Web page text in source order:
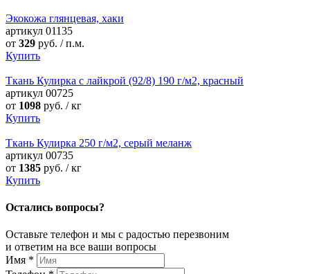
Экокожа глянцевая, хаки
артикул 01135
от 329 руб. / п.м.
Купить
Ткань Кулирка с лайкрой (92/8) 190 г/м2, красный
артикул 00725
от 1098 руб. / кг
Купить
Ткань Кулирка 250 г/м2, серый меланж
артикул 00735
от 1385 руб. / кг
Купить
Остались вопросы?
Оставьте телефон и мы с радостью перезвоним
и ответим на все ваши вопросы
Имя *